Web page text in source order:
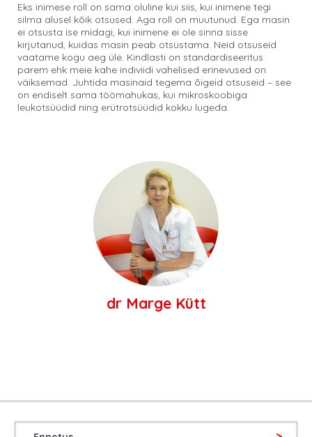
Eks inimese roll on sama oluline kui siis, kui inimene tegi
silma alusel kõik otsused. Aga roll on muutunud. Ega masin
ei otsusta ise midagi, kui inimene ei ole sinna sisse
kirjutanud, kuidas masin peab otsustama. Neid otsuseid
vaatame kogu aeg üle. Kindlasti on standardiseeritus
parem ehk meie kahe indiviidi vahelised erinevused on
väiksemad. Juhtida masinaid tegema õigeid otsuseid – see
on endiselt sama töömahukas, kui mikroskoobiga
leukotsüüdid ning erütrotsüüdid kokku lugeda.
dr Marge Kütt